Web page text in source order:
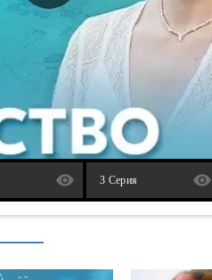
3 Серия